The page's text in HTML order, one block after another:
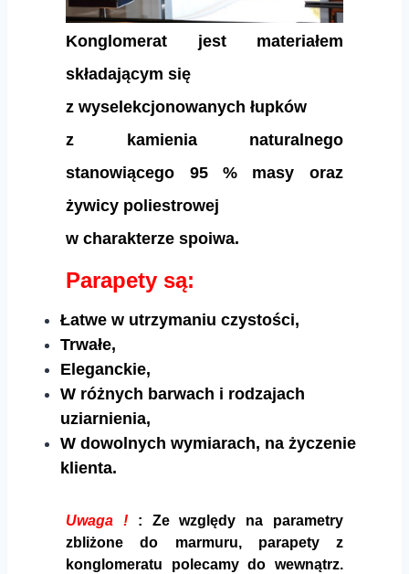
Konglomerat jest materiałem
składającym się
z wyselekcjonowanych łupków
z kamienia naturalnego
stanowiącego 95 % masy oraz
żywicy poliestrowej
w charakterze spoiwa.
Parapety są:
Łatwe w utrzymaniu czystości,
Trwałe,
Eleganckie,
W różnych barwach i rodzajach
uziarnienia,
W dowolnych wymiarach, na życzenie
klienta.
Uwaga !: Ze względy na parametry
zbliżone do marmuru, parapety z
konglomeratu polecamy do wewnątrz.